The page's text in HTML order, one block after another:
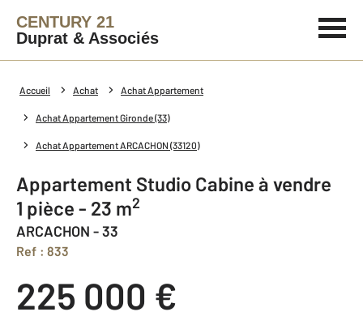
CENTURY 21
Duprat & Associés
Accueil Achat Achat Appartement
Achat Appartement Gironde (33)
Achat Appartement ARCACHON (33120)
Appartement Studio Cabine à vendre
1 pièce - 23 m2
ARCACHON - 33
Ref : 833
225 000 €